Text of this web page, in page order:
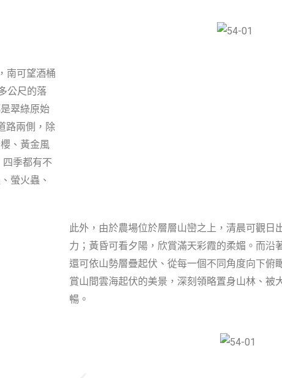
南可望酒桶
公尺的落
翠綠原始
路兩側，除
、黃金風
季都有不
螢火蟲、
此外，由於農場位於層層山巒之上，清晨可觀日
力；黃昏可看夕陽，欣賞滿天彩霞的柔媚。而沿
還可依山勢層疊起伏、從每一個不同角度向下俯
賞山間雲海起伏的美景，深刻領略置身山林、被
暢。